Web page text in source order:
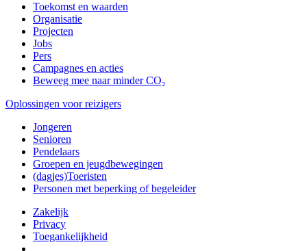
Toekomst en waarden
Organisatie
Projecten
Jobs
Pers
Campagnes en acties
Beweeg mee naar minder CO₂
Oplossingen voor reizigers
Jongeren
Senioren
Pendelaars
Groepen en jeugdbewegingen
(dagjes)Toeristen
Personen met beperking of begeleider
Zakelijk
Privacy
Toegankelijkheid